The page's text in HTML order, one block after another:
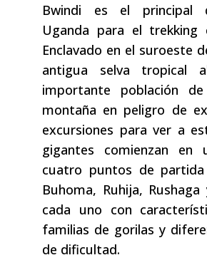
Bwindi es el principal
Uganda para el trekking
Enclavado en el suroeste
antigua selva tropical
importante población
montaña en peligro de
excursiones para ver a
gigantes comienzan en
cuatro puntos de partida
Buhoma, Ruhija,
cada uno con
familias de gorilas y
de dificultad.